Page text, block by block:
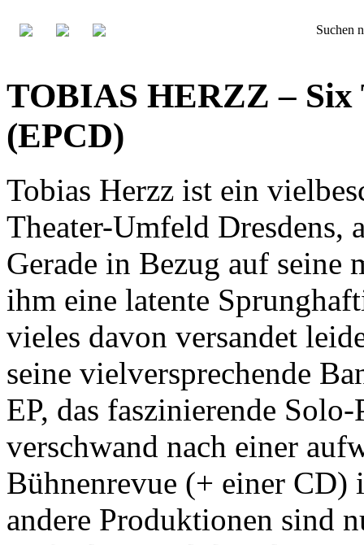
Suchen
TOBIAS HERZZ – Six
(EPCD)
Tobias Herzz ist ein
Theater-Umfeld Dresdens,
Gerade in Bezug auf seine
ihm eine latente
vieles davon versandet
seine vielversprechende
EP, das faszinierende
verschwand nach einer
Bühnenrevue (+ einer CD)
andere Produktionen sind